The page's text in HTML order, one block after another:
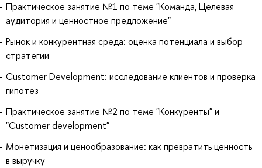
Практическое занятие №1 по теме "Команда, Целевая
аудитория и ценностное предложение"
Рынок и конкурентная среда: оценка потенциала и выбор
стратегии
Customer Development: исследование клиентов и проверка
гипотез
Практическое занятие №2 по теме "Конкуренты" и
"Customer development"
Монетизация и ценообразование: как превратить ценность
в выручку